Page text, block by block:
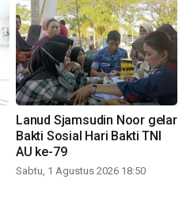
Lanud Sjamsudin Noor gelar
Bakti Sosial Hari Bakti TNI
AU ke-79
Sabtu, 1 Agustus 2026 18:50